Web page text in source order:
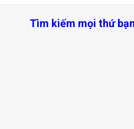
Tìm kiếm mọi thứ